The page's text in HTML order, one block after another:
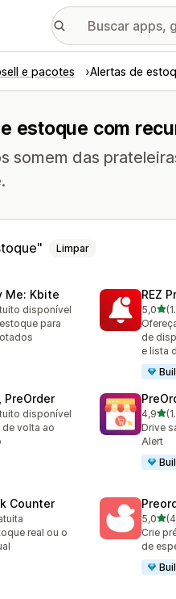
e pacotes Alertas de
estoque com
somem das
Limpar
Me: Kbite
disponível
para
REZ
5,0de
1357
de
e lista
PreOrder
disponível
de volta ao
4,9de
1814
Drive
Alert
Counter
real ou o
5,0de
465
Crie
de